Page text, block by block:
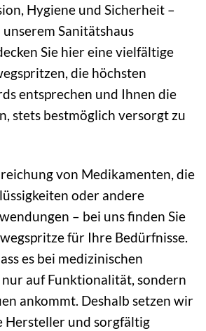
Hygiene und Sicherheit –
Sanitätshaus
Sie hier eine vielfältige
die höchsten
entsprechen und Ihnen die
stets bestmöglich versorgt zu
von Medikamenten, die
oder andere
– bei uns finden Sie
für Ihre Bedürfnisse.
es bei medizinischen
auf Funktionalität, sondern
ankommt. Deshalb setzen wir
Hersteller und sorgfältig